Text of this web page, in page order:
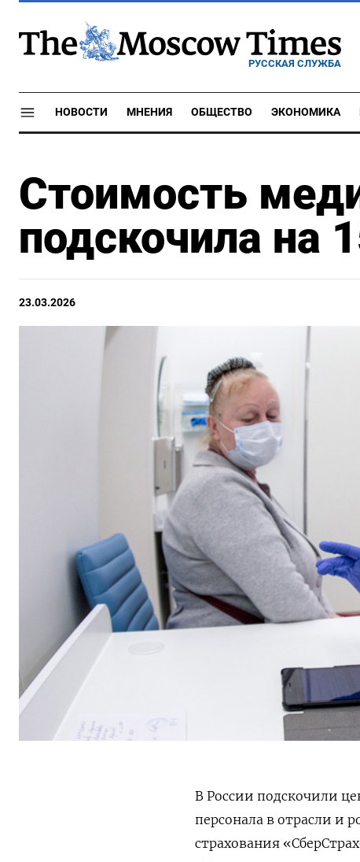
РУССКАЯ СЛУЖБА
НОВОСТИ МНЕНИЯ ОБЩЕСТВО ЭКОНОМИКА
Стоимость
подскочила на
23.03.2026
В России подскочили
персонала в отрасли и
страхования